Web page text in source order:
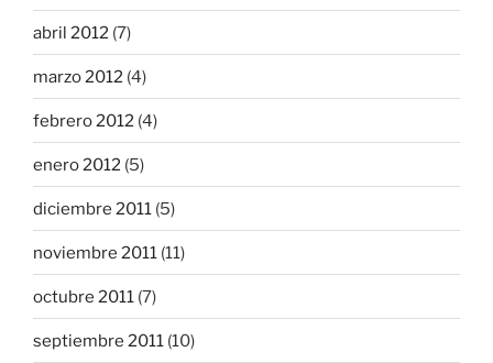
abril 2012 (7)
marzo 2012 (4)
febrero 2012 (4)
enero 2012 (5)
diciembre 2011 (5)
noviembre 2011 (11)
octubre 2011 (7)
septiembre 2011 (10)